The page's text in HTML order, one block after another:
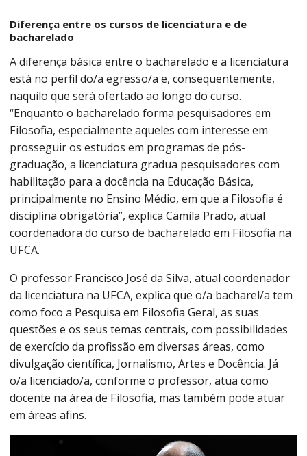
Diferença entre os cursos de licenciatura e de
bacharelado
A diferença básica entre o bacharelado e a licenciatura
está no perfil do/a egresso/a e, consequentemente,
naquilo que será ofertado ao longo do curso.
“Enquanto o bacharelado forma pesquisadores em
Filosofia, especialmente aqueles com interesse em
prosseguir os estudos em programas de pós-
graduação, a licenciatura gradua pesquisadores com
habilitação para a docência na Educação Básica,
principalmente no Ensino Médio, em que a Filosofia é
disciplina obrigatória”, explica Camila Prado, atual
coordenadora do curso de bacharelado em Filosofia na
UFCA.
O professor Francisco José da Silva, atual coordenador
da licenciatura na UFCA, explica que o/a bacharel/a tem
como foco a Pesquisa em Filosofia Geral, as suas
questões e os seus temas centrais, com possibilidades
de exercício da profissão em diversas áreas, como
divulgação científica, Jornalismo, Artes e Docência. Já
o/a licenciado/a, conforme o professor, atua como
docente na área de Filosofia, mas também pode atuar
em áreas afins.